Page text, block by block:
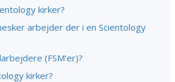
kirker?
arbejder der i en Scientology
(FSM’er)?
kirker?